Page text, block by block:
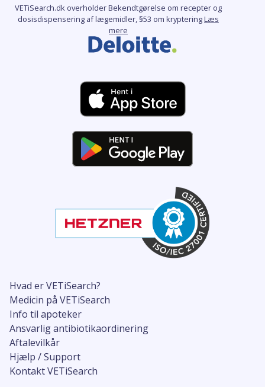
Hvad er VETiSearch?
Medicin på VETiSearch
Info til apoteker
Ansvarlig antibiotikaordinering
Aftalevilkår
Hjælp / Support
Kontakt VETiSearch
VETiSearch.dk overholder Bekendtgørelse om recepter og
dosisdispensering af lægemidler, §53 om krypteringLæs
mere